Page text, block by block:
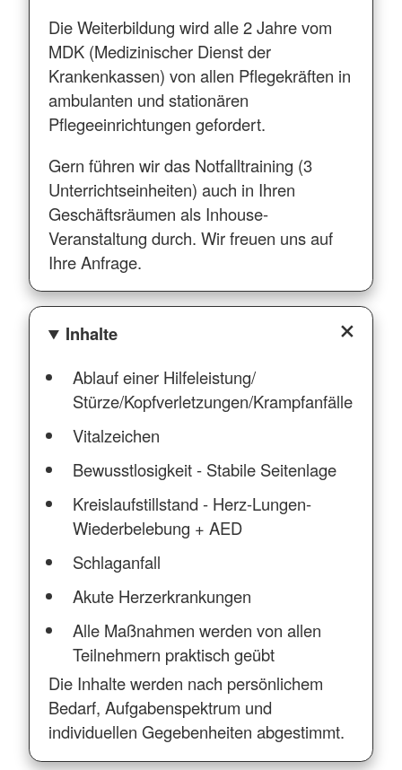
Die Weiterbildung wird alle 2 Jahre vom
MDK (Medizinischer Dienst der
Krankenkassen) von allen Pflegekräften in
ambulanten und stationären
Pflegeeinrichtungen gefordert.
Gern führen wir das Notfalltraining (3
Unterrichtseinheiten) auch in Ihren
Geschäftsräumen als Inhouse-
Veranstaltung durch. Wir freuen uns auf
Ihre Anfrage.
Inhalte
Ablauf einer Hilfeleistung/
Stürze/Kopfverletzungen/Krampfanfälle
Vitalzeichen
Bewusstlosigkeit - Stabile Seitenlage
Kreislaufstillstand - Herz-Lungen-
Wiederbelebung + AED
Schlaganfall
Akute Herzerkrankungen
Alle Maßnahmen werden von allen
Teilnehmern praktisch geübt
Die Inhalte werden nach persönlichem
Bedarf, Aufgabenspektrum und
individuellen Gegebenheiten abgestimmt.